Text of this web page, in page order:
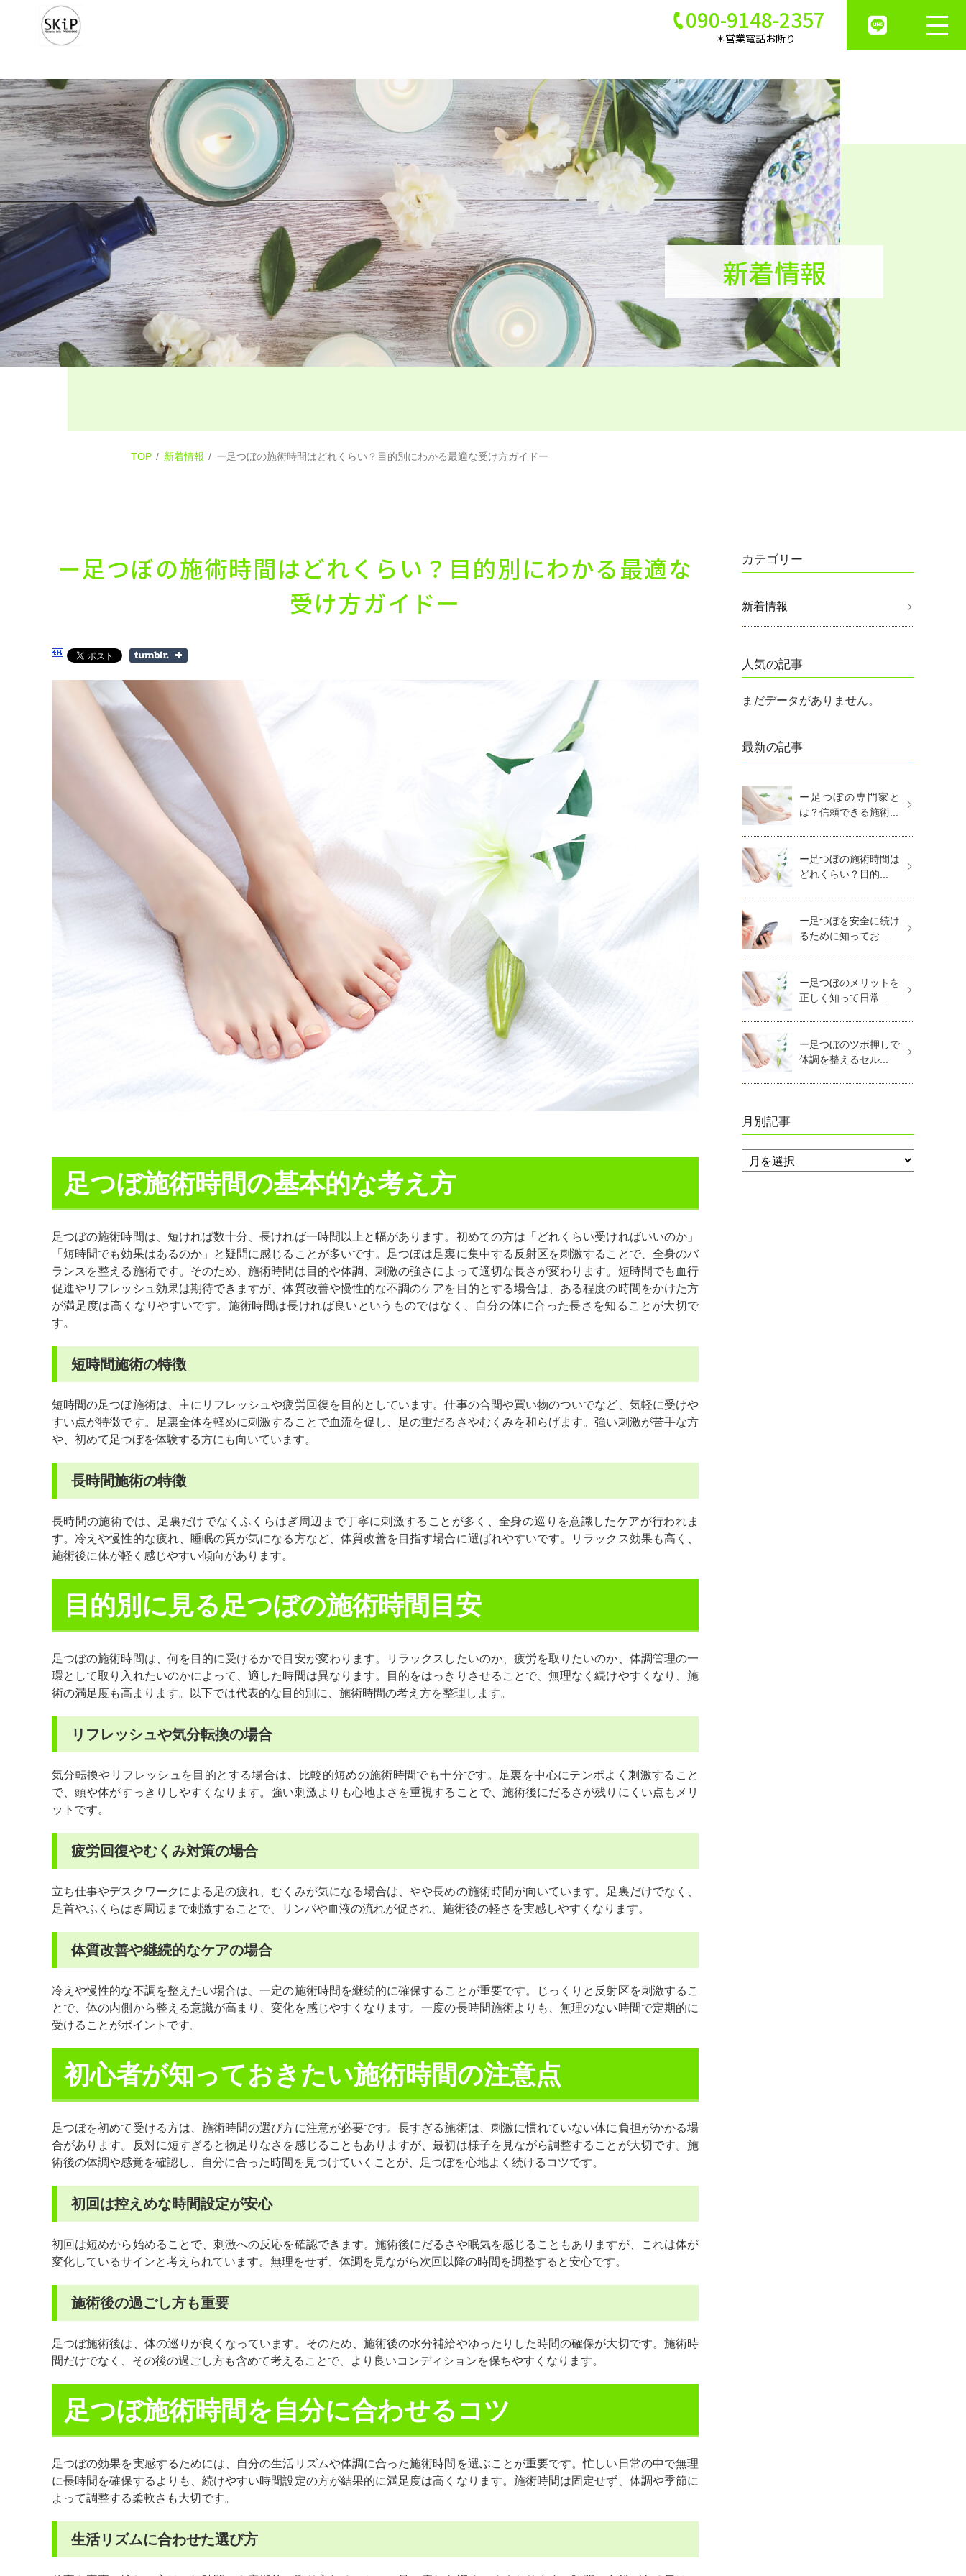
090-9148-2357
＊営業電話お断り
新着情報
TOP 新着情報 ー足つぼの施術時間はどれくらい？目的別にわかる最適な受け方ガイドー
ー足つぼの施術時間はどれくらい？目的別にわかる最適な
受け方ガイドー
足つぼ施術時間の基本的な考え方
足つぼの施術時間は、短ければ数十分、長ければ一時間以上と幅があります。初めての方は「どれくらい受ければいいのか」
「短時間でも効果はあるのか」と疑問に感じることが多いです。足つぼは足裏に集中する反射区を刺激することで、全身のバ
ランスを整える施術です。そのため、施術時間は目的や体調、刺激の強さによって適切な長さが変わります。短時間でも血行
促進やリフレッシュ効果は期待できますが、体質改善や慢性的な不調のケアを目的とする場合は、ある程度の時間をかけた方
が満足度は高くなりやすいです。施術時間は長ければ良いというものではなく、自分の体に合った長さを知ることが大切で
す。
短時間施術の特徴
短時間の足つぼ施術は、主にリフレッシュや疲労回復を目的としています。仕事の合間や買い物のついでなど、気軽に受けや
すい点が特徴です。足裏全体を軽めに刺激することで血流を促し、足の重だるさやむくみを和らげます。強い刺激が苦手な方
や、初めて足つぼを体験する方にも向いています。
長時間施術の特徴
長時間の施術では、足裏だけでなくふくらはぎ周辺まで丁寧に刺激することが多く、全身の巡りを意識したケアが行われま
す。冷えや慢性的な疲れ、睡眠の質が気になる方など、体質改善を目指す場合に選ばれやすいです。リラックス効果も高く、
施術後に体が軽く感じやすい傾向があります。
目的別に見る足つぼの施術時間目安
足つぼの施術時間は、何を目的に受けるかで目安が変わります。リラックスしたいのか、疲労を取りたいのか、体調管理の一
環として取り入れたいのかによって、適した時間は異なります。目的をはっきりさせることで、無理なく続けやすくなり、施
術の満足度も高まります。以下では代表的な目的別に、施術時間の考え方を整理します。
リフレッシュや気分転換の場合
気分転換やリフレッシュを目的とする場合は、比較的短めの施術時間でも十分です。足裏を中心にテンポよく刺激すること
で、頭や体がすっきりしやすくなります。強い刺激よりも心地よさを重視することで、施術後にだるさが残りにくい点もメリ
ットです。
疲労回復やむくみ対策の場合
立ち仕事やデスクワークによる足の疲れ、むくみが気になる場合は、やや長めの施術時間が向いています。足裏だけでなく、
足首やふくらはぎ周辺まで刺激することで、リンパや血液の流れが促され、施術後の軽さを実感しやすくなります。
体質改善や継続的なケアの場合
冷えや慢性的な不調を整えたい場合は、一定の施術時間を継続的に確保することが重要です。じっくりと反射区を刺激するこ
とで、体の内側から整える意識が高まり、変化を感じやすくなります。一度の長時間施術よりも、無理のない時間で定期的に
受けることがポイントです。
初心者が知っておきたい施術時間の注意点
足つぼを初めて受ける方は、施術時間の選び方に注意が必要です。長すぎる施術は、刺激に慣れていない体に負担がかかる場
合があります。反対に短すぎると物足りなさを感じることもありますが、最初は様子を見ながら調整することが大切です。施
術後の体調や感覚を確認し、自分に合った時間を見つけていくことが、足つぼを心地よく続けるコツです。
初回は控えめな時間設定が安心
初回は短めから始めることで、刺激への反応を確認できます。施術後にだるさや眠気を感じることもありますが、これは体が
変化しているサインと考えられています。無理をせず、体調を見ながら次回以降の時間を調整すると安心です。
施術後の過ごし方も重要
足つぼ施術後は、体の巡りが良くなっています。そのため、施術後の水分補給やゆったりした時間の確保が大切です。施術時
間だけでなく、その後の過ごし方も含めて考えることで、より良いコンディションを保ちやすくなります。
足つぼ施術時間を自分に合わせるコツ
足つぼの効果を実感するためには、自分の生活リズムや体調に合った施術時間を選ぶことが重要です。忙しい日常の中で無理
に長時間を確保するよりも、続けやすい時間設定の方が結果的に満足度は高くなります。施術時間は固定せず、体調や季節に
よって調整する柔軟さも大切です。
生活リズムに合わせた選び方
カテゴリー
新着情報
人気の記事
まだデータがありません。
最新の記事
ー足つぼの専門家と
は？信頼できる施術...
ー足つぼの施術時間は
どれくらい？目的...
ー足つぼを安全に続け
るために知ってお...
ー足つぼのメリットを
正しく知って日常...
ー足つぼのツボ押しで
体調を整えるセル...
月別記事